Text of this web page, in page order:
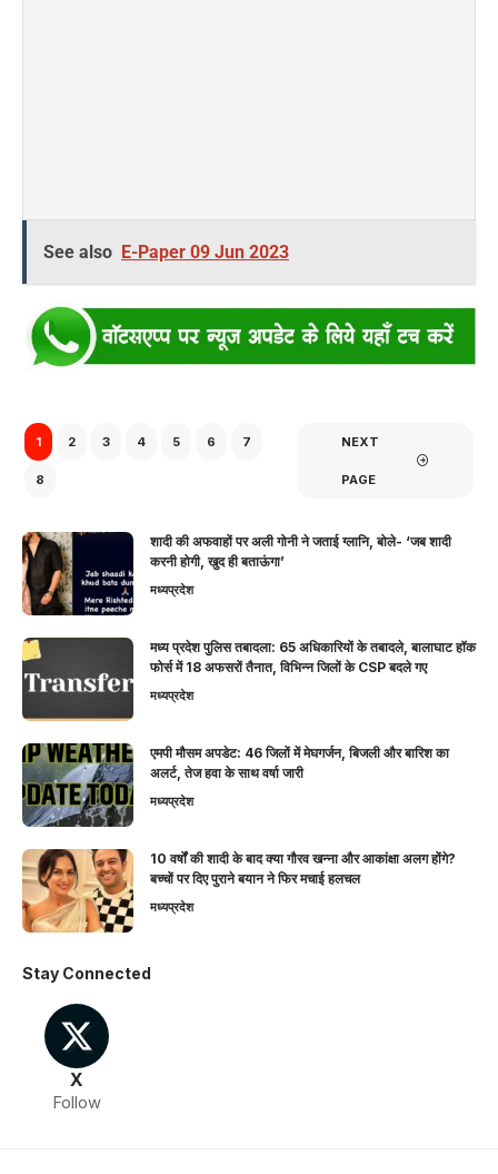
See also E-Paper 09 Jun 2023
1 2 3 4 5 6 7
8
NEXT
PAGE
शादी की अफवाहों पर अली गोनी ने जताई ग्लानि, बोले- ‘जब शादी
करनी होगी, खुद ही बताऊंगा’
मध्यप्रदेश
मध्य प्रदेश पुलिस तबादला: 65 अधिकारियों के तबादले, बालाघाट हॉक
फोर्स में 18 अफसरों तैनात, विभिन्न जिलों के CSP बदले गए
मध्यप्रदेश
एमपी मौसम अपडेट: 46 जिलों में मेघगर्जन, बिजली और बारिश का
अलर्ट, तेज हवा के साथ वर्षा जारी
मध्यप्रदेश
10 वर्षों की शादी के बाद क्या गौरव खन्ना और आकांक्षा अलग होंगे?
बच्चों पर दिए पुराने बयान ने फिर मचाई हलचल
मध्यप्रदेश
Stay Connected
X
Follow